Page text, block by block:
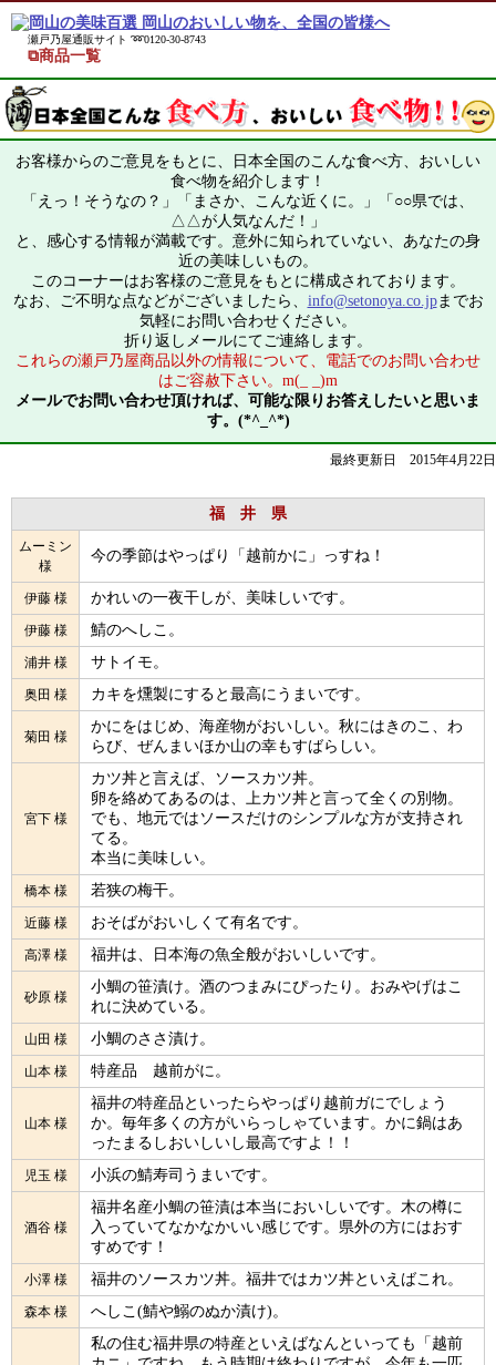
瀬戸乃屋通販サイト ➿0120-30-8743
⧉商品一覧
お客様からのご意見をもとに、日本全国のこんな食べ方、おいしい
食べ物を紹介します！
「えっ！そうなの？」「まさか、こんな近くに。」「○○県では、
△△が人気なんだ！」
と、感心する情報が満載です。意外に知られていない、あなたの身
近の美味しいもの。
このコーナーはお客様のご意見をもとに構成されております。
なお、ご不明な点などがございましたら、 info@setonoya.co.jpまでお
気軽にお問い合わせください。
折り返しメールにてご連絡します。
これらの瀬戸乃屋商品以外の情報について、電話でのお問い合わせ
はご容赦下さい。m(_ _)m
メールでお問い合わせ頂ければ、可能な限りお答えしたいと思いま
す。(*^_^*)
最終更新日 2015年4月22日
福 井 県
ムーミン
様
今の季節はやっぱり「越前かに」っすね！
伊藤 様 かれいの一夜干しが、美味しいです。
伊藤 様 鯖のへしこ。
浦井 様 サトイモ。
奥田 様 カキを燻製にすると最高にうまいです。
菊田 様
かにをはじめ、海産物がおいしい。秋にはきのこ、わ
らび、ぜんまいほか山の幸もすばらしい。
宮下 様
カツ丼と言えば、ソースカツ丼。
卵を絡めてあるのは、上カツ丼と言って全くの別物。
でも、地元ではソースだけのシンプルな方が支持され
てる。
本当に美味しい。
橋本 様 若狭の梅干。
近藤 様 おそばがおいしくて有名です。
高澤 様 福井は、日本海の魚全般がおいしいです。
砂原 様
小鯛の笹漬け。酒のつまみにぴったり。おみやげはこ
れに決めている。
山田 様 小鯛のささ漬け。
山本 様 特産品 越前がに。
山本 様
福井の特産品といったらやっぱり越前ガにでしょう
か。毎年多くの方がいらっしゃています。かに鍋はあ
ったまるしおいしいし最高ですよ！！
児玉 様 小浜の鯖寿司うまいです。
酒谷 様
福井名産小鯛の笹漬は本当においしいです。木の樽に
入っていてなかなかいい感じです。県外の方にはおす
すめです！
小澤 様 福井のソースカツ丼。福井ではカツ丼といえばこれ。
森本 様 へしこ(鯖や鰯のぬか漬け)。
私の住む福井県の特産といえばなんといっても「越前